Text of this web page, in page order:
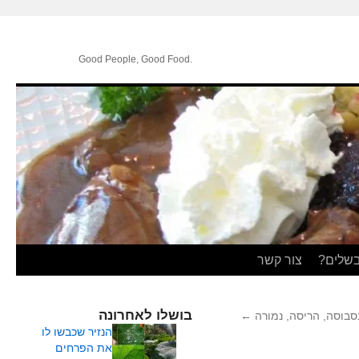
.Good People, Good Food
צור קשר
הריסה, נמורה ← בושלו לאחרונה
הנזיר שכבשו לו
את הפרחים